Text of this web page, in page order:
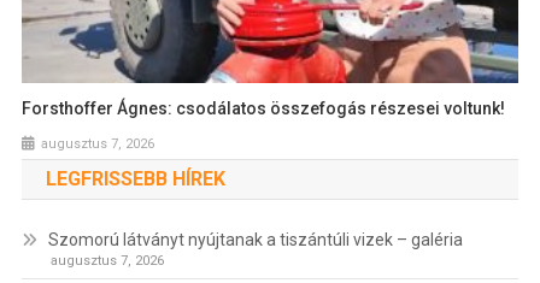
Forsthoffer Ágnes: csodálatos összefogás részesei voltunk!
augusztus 7, 2026
LEGFRISSEBB HÍREK
Szomorú látványt nyújtanak a tiszántúli vizek – galéria
augusztus 7, 2026